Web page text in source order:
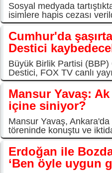
Sosyal medyada
isimlere hapis cezası
Cumhur'da
Destici
Büyük Birlik Partisi (BBP)
Destici, FOX TV canlı
Mansur Yavaş:
içine siniyor?
Mansur Yavaş, Ankara'da
töreninde konuştu ve
Erdoğan ile
‘Ben öyle uygun